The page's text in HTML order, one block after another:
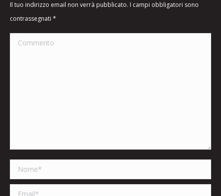
Il tuo indirizzo email non verrà pubblicato. I campi obbligatori sono
contrassegnati *
Commento
Nome *
Email *